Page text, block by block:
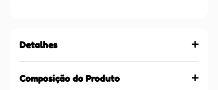
Detalhes
Composição do Produto